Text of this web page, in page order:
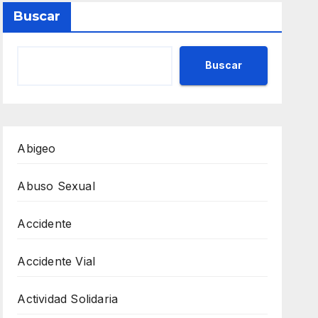
Buscar
Buscar
Abigeo
Abuso Sexual
Accidente
Accidente Vial
Actividad Solidaria